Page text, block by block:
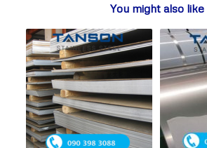
You might also like